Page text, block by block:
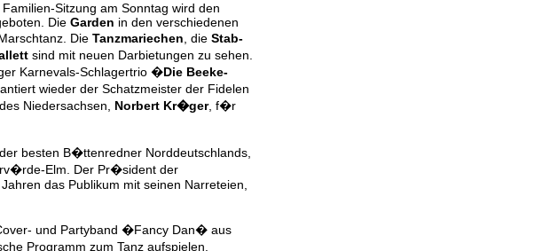
Sitzung am Sonntag wird den
Die Garden in den verschiedenen
Die Tanzmariechen, die Stab-
sind mit neuen Darbietungen zu sehen.
Karnevals-Schlagertrio �Die Beeke-
wieder der Schatzmeister der Fidelen
Niedersachsen, Norbert Kr�ger, f�r
besten B�ttenredner Norddeutschlands,
Elm. Der Pr�sident der
das Publikum mit seinen Narreteien,
und Partyband �Fancy Dan� aus
Programm zum Tanz aufspielen.